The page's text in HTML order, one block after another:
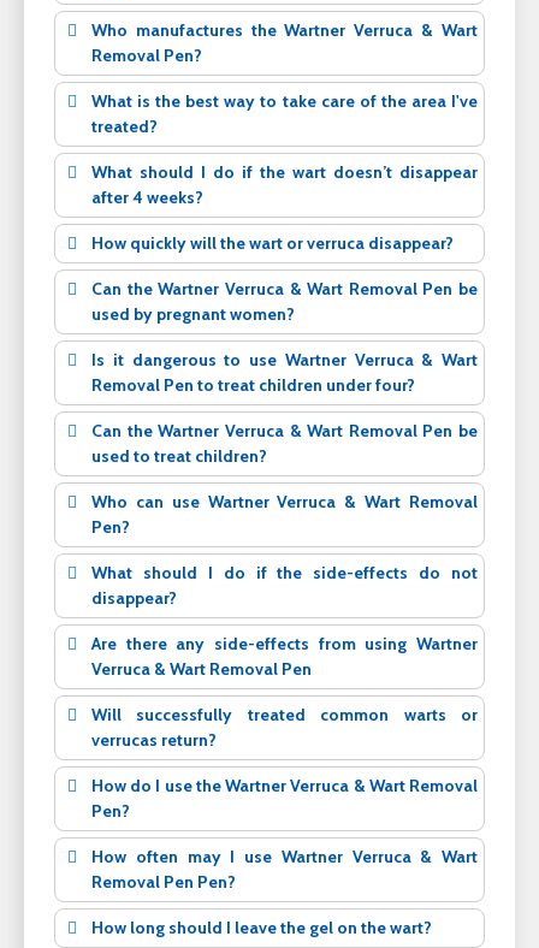
Who manufactures the Wartner Verruca & Wart
Removal Pen?
What is the best way to take care of the area I've
treated?
What should I do if the wart doesn’t disappear
after 4 weeks?
How quickly will the wart or verruca disappear?
Can the Wartner Verruca & Wart Removal Pen be
used by pregnant women?
Is it dangerous to use Wartner Verruca & Wart
Removal Pen to treat children under four?
Can the Wartner Verruca & Wart Removal Pen be
used to treat children?
Who can use Wartner Verruca & Wart Removal
Pen?
What should I do if the side-effects do not
disappear?
Are there any side-effects from using Wartner
Verruca & Wart Removal Pen
Will successfully treated common warts or
verrucas return?
How do I use the Wartner Verruca & Wart Removal
Pen?
How often may I use Wartner Verruca & Wart
Removal Pen Pen?
How long should I leave the gel on the wart?